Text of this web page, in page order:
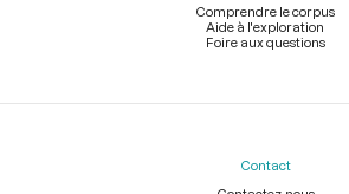
Comprendre le corpus
Aide à l'exploration
Foire aux questions
Contact